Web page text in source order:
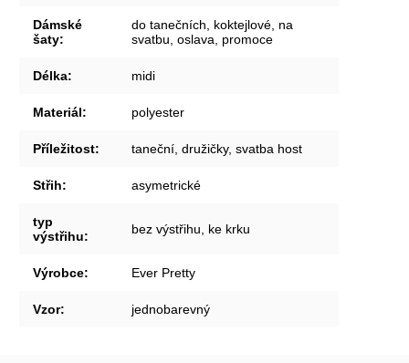
Dámské
šaty:
do tanečních, koktejlové, na
svatbu, oslava, promoce
Délka: midi
Materiál: polyester
Příležitost: taneční, družičky, svatba host
Střih: asymetrické
typ
výstřihu: bez výstřihu, ke krku
Výrobce: Ever Pretty
Vzor: jednobarevný